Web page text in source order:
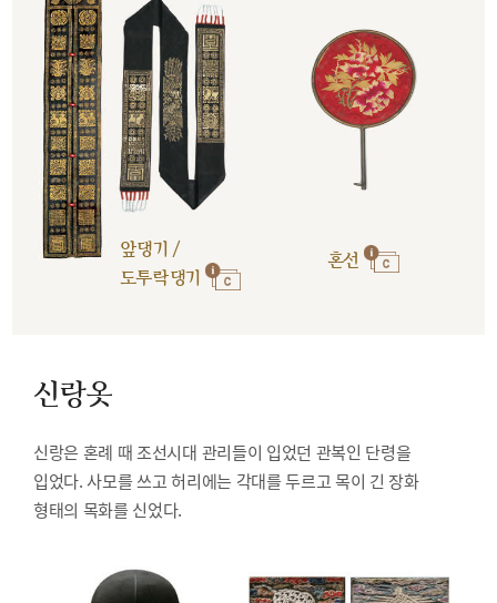
앞댕기 /
도투락댕기
혼선
신랑옷
신랑은 혼례 때 조선시대 관리들이 입었던 관복인 단령을
입었다. 사모를 쓰고 허리에는 각대를 두르고 목이 긴 장화
형태의 목화를 신었다.